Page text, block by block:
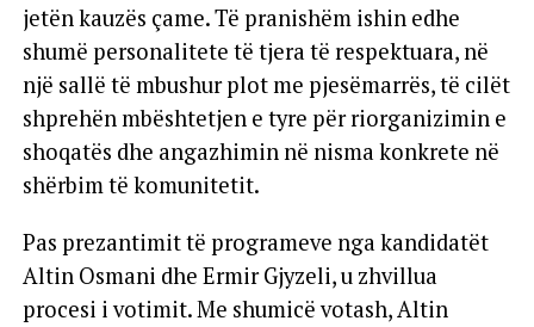
jetën kauzës çame. Të pranishëm ishin edhe
shumë personalitete të tjera të respektuara, në
një sallë të mbushur plot me pjesëmarrës, të cilët
shprehën mbështetjen e tyre për riorganizimin e
shoqatës dhe angazhimin në nisma konkrete në
shërbim të komunitetit.
Pas prezantimit të programeve nga kandidatët
Altin Osmani dhe Ermir Gjyzeli, u zhvillua
procesi i votimit. Me shumicë votash, Altin